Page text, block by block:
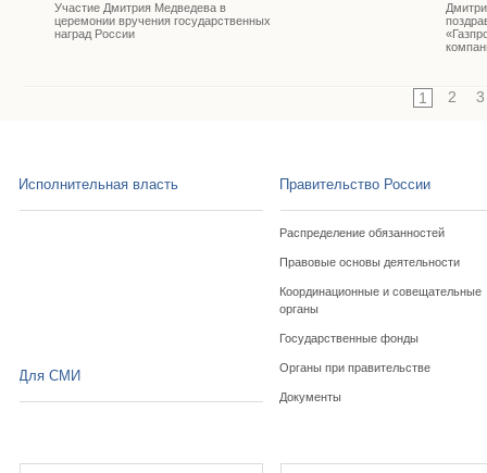
Участие Дмитрия Медведева в
церемонии вручения государственных
наград России
1 2 3
Исполнительная власть Правительство России
Распределение обязанностей
Правовые основы деятельности
Координационные и совещательные
органы
Государственные фонды
Органы при правительстве
Документы
Для СМИ